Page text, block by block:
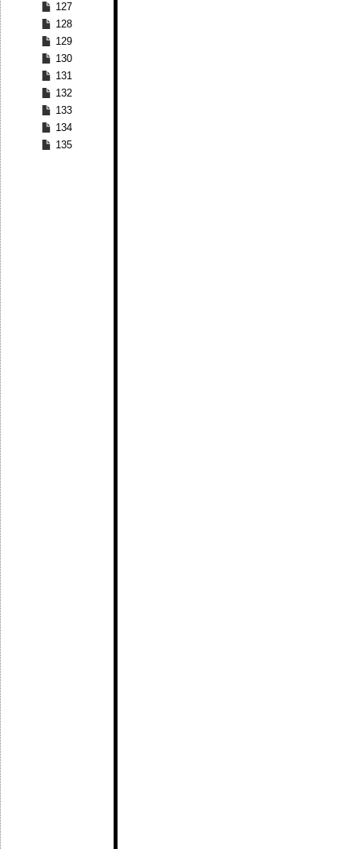
127
128
129
130
131
132
133
134
135